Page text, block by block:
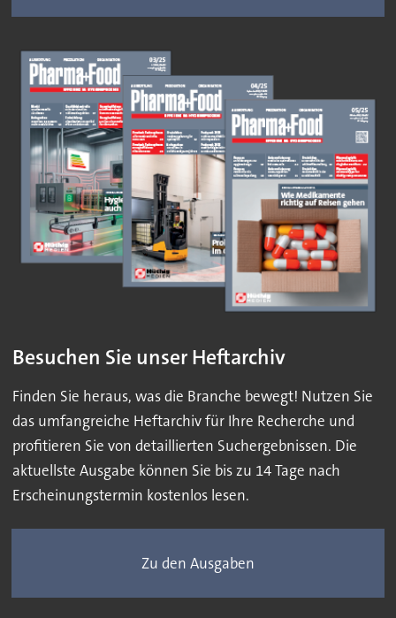
Besuchen Sie unser Heftarchiv
Finden Sie heraus, was die Branche bewegt! Nutzen Sie
das umfangreiche Heftarchiv für Ihre Recherche und
profitieren Sie von detaillierten Suchergebnissen. Die
aktuellste Ausgabe können Sie bis zu 14 Tage nach
Erscheinungstermin kostenlos lesen.
Zu den Ausgaben